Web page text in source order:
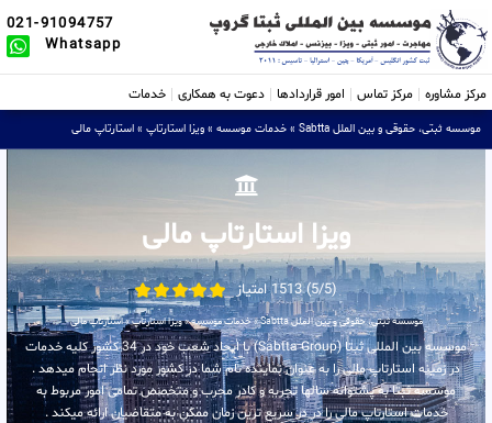
021-91094757
Whatsapp
مرکز مشاوره مرکز تماس امور قراردادها دعوت به همکاری خدمات
موسسه ثبتی، حقوقی و بین الملل Sabtta » خدمات موسسه » ویزا استارتاپ » استارتاپ مالی
ویزا استارتاپ مالی
(5/5) 1513 امتیاز
موسسه ثبتی، حقوقی و بین الملل Sabtta »خدمات موسسه»ویزا استارتاپ»استارتاپ مالی
موسسه بین المللی ثبتا (Sabtta Group) با ایجاد شعب خود در 34 کشور کلیه خدمات
در زمینه استارتاپ مالی را به عنوان نماینده تام شما در کشور مورد نظر انجام میدهد .
موسسه ثبتا به پشتوانه سالها تجربه و کادر مجرب و متخصص تمامی امور مربوط به
خدمات استارتاپ مالی را در در سریع ترین زمان ممکن به متقاضیان ارائه میکند .